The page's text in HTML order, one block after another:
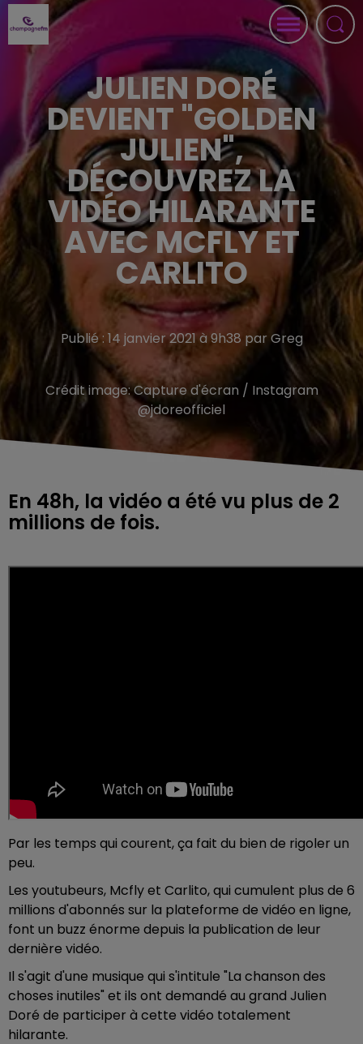
JULIEN DORÉ
DEVIENT "GOLDEN
JULIEN",
DÉCOUVREZ LA
VIDÉO HILARANTE
AVEC MCFLY ET
CARLITO
Publié : 14 janvier 2021 à 9h38 par Greg
Crédit image:Capture d'écran / Instagram
@jdoreofficiel
En 48h, la vidéo a été vu plus de 2
millions de fois.
Par les temps qui courent, ça fait du bien de rigoler un
peu.
Les youtubeurs, Mcfly et Carlito, qui cumulent plus de 6
millions d'abonnés sur la plateforme de vidéo en ligne,
font un buzz énorme depuis la publication de leur
dernière vidéo.
Il s'agit d'une musique qui s'intitule "La chanson des
choses inutiles" et ils ont demandé au grand Julien
Doré de participer à cette vidéo totalement
hilarante.